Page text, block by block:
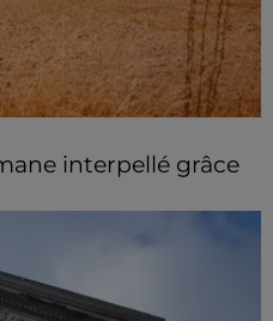
interpellé grâce